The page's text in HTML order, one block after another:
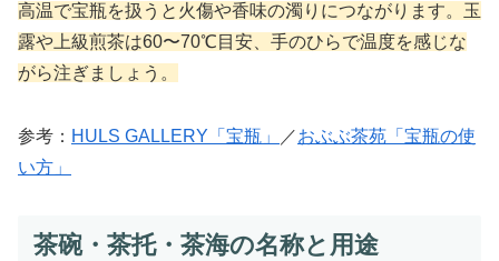
高温で宝瓶を扱うと火傷や香味の濁りにつながります。玉
露や上級煎茶は60〜70℃目安、手のひらで温度を感じな
がら注ぎましょう。
参考： HULS GALLERY「宝瓶」 ／おぶぶ茶苑「宝瓶の使
い方」
茶碗・茶托・茶海の名称と用途